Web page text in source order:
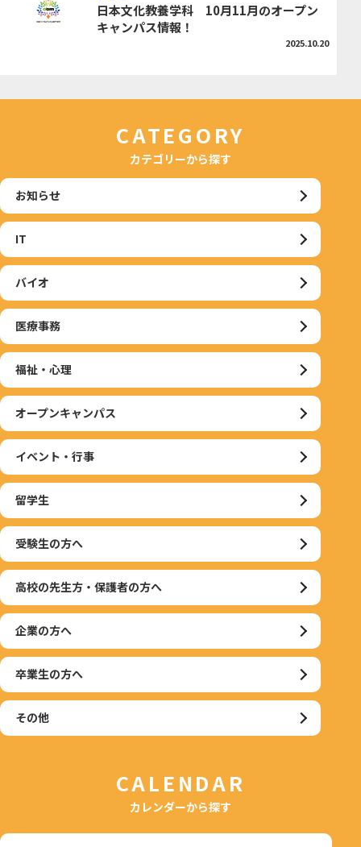
日本文化教養学科 10月11月のオープン
キャンパス情報！
2025.10.20
CATEGORY
カテゴリーから探す
お知らせ
IT
バイオ
医療事務
福祉・心理
オープンキャンパス
イベント・行事
留学生
受験生の方へ
高校の先生方・保護者の方へ
企業の方へ
卒業生の方へ
その他
CALENDAR
カレンダーから探す